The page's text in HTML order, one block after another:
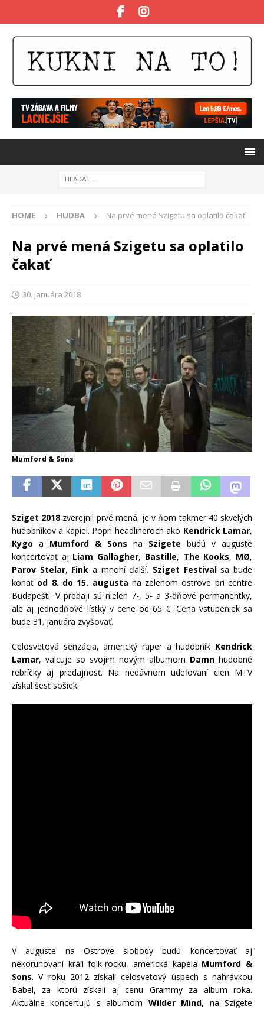
HOME HUDBA Na prvé mená Szigetu sa oplatilo čakať
Na prvé mená Szigetu sa oplatilo
čakať
30. januára 2018
Mumford & Sons
Sziget 2018 zverejnil prvé mená, je v ňom takmer 40 skvelých
hudobníkov a kapiel. Popri headlineroch ako Kendrick Lamar,
Kygo a Mumford & Sons na Szigete budú v auguste
koncertovať aj Liam Gallagher, Bastille, The Kooks, MØ,
Parov Stelar, Fink a mnohí ďalší. Sziget Festivalsa bude
konať od 8. do 15. augusta na zelenom ostrove pri centre
Budapešti. V predaji sú nielen 7-, 5- a 3-dňové permanentky,
ale aj jednodňové lístky v cene od 65 €. Cena vstupeniek sa
bude 31. januára zvyšovať.
Celosvetová senzácia, americký raper a hudobník Kendrick
Lamar, valcuje so svojim novým albumom Damn hudobné
rebríčky aj predajnosť. Na nedávnom udeľovaní cien MTV
získal šesť sošiek.
V auguste na Ostrove slobody budú koncertovať aj
nekorunovaní králi folk-rocku, americká kapela Mumford &
Sons. V roku 2012 získali celosvetový úspech s nahrávkou
Babel, za ktorú získali aj cenu Grammy za album roka.
Aktuálne koncertujú s albumom Wilder Mind, na Szigete